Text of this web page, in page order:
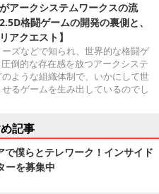
アークシステムワークスの流
格闘ゲームの開発の裏側と、
アクエスト】
ーズなどで知られ、世界的な格闘ゲ
倒的な存在感を放つアークシステ
ような組織体制で、いかにして世
るゲームを生み出しているのでし
記事
で僕らとテレワーク！インサイド
ーを募集中